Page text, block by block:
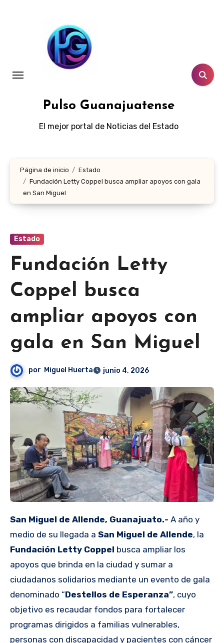
Pulso Guanajuatense
El mejor portal de Noticias del Estado
Página de inicio
Estado
Fundación Letty Coppel busca ampliar apoyos con gala
en San Miguel
Estado
Fundación Letty
Coppel busca
ampliar apoyos con
gala en San Miguel
por Miguel Huerta junio 4, 2026
San Miguel de Allende, Guanajuato.- A año y
medio de su llegada a San Miguel de Allende, la
Fundación Letty Coppel busca ampliar los
apoyos que brinda en la ciudad y sumar a
ciudadanos solidarios mediante un evento de gala
denominado “Destellos de Esperanza”, cuyo
objetivo es recaudar fondos para fortalecer
programas dirigidos a familias vulnerables,
personas con discapacidad y pacientes con cáncer